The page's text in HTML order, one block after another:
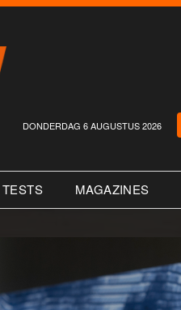
DONDERDAG 6 AUGUSTUS 2026
TESTS MAGAZINES